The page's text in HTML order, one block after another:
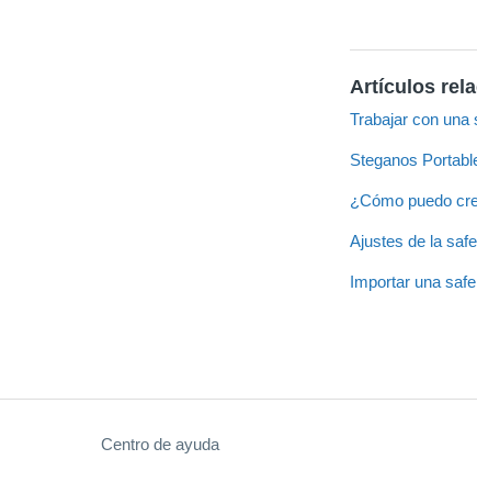
Artículos
Trabajar con una
Steganos
¿Cómo puedo
Ajustes de la safe
Importar una safe
Centro de ayuda